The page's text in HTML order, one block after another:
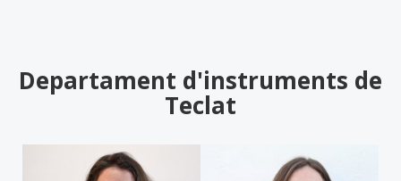
Departament d'instruments de
Teclat